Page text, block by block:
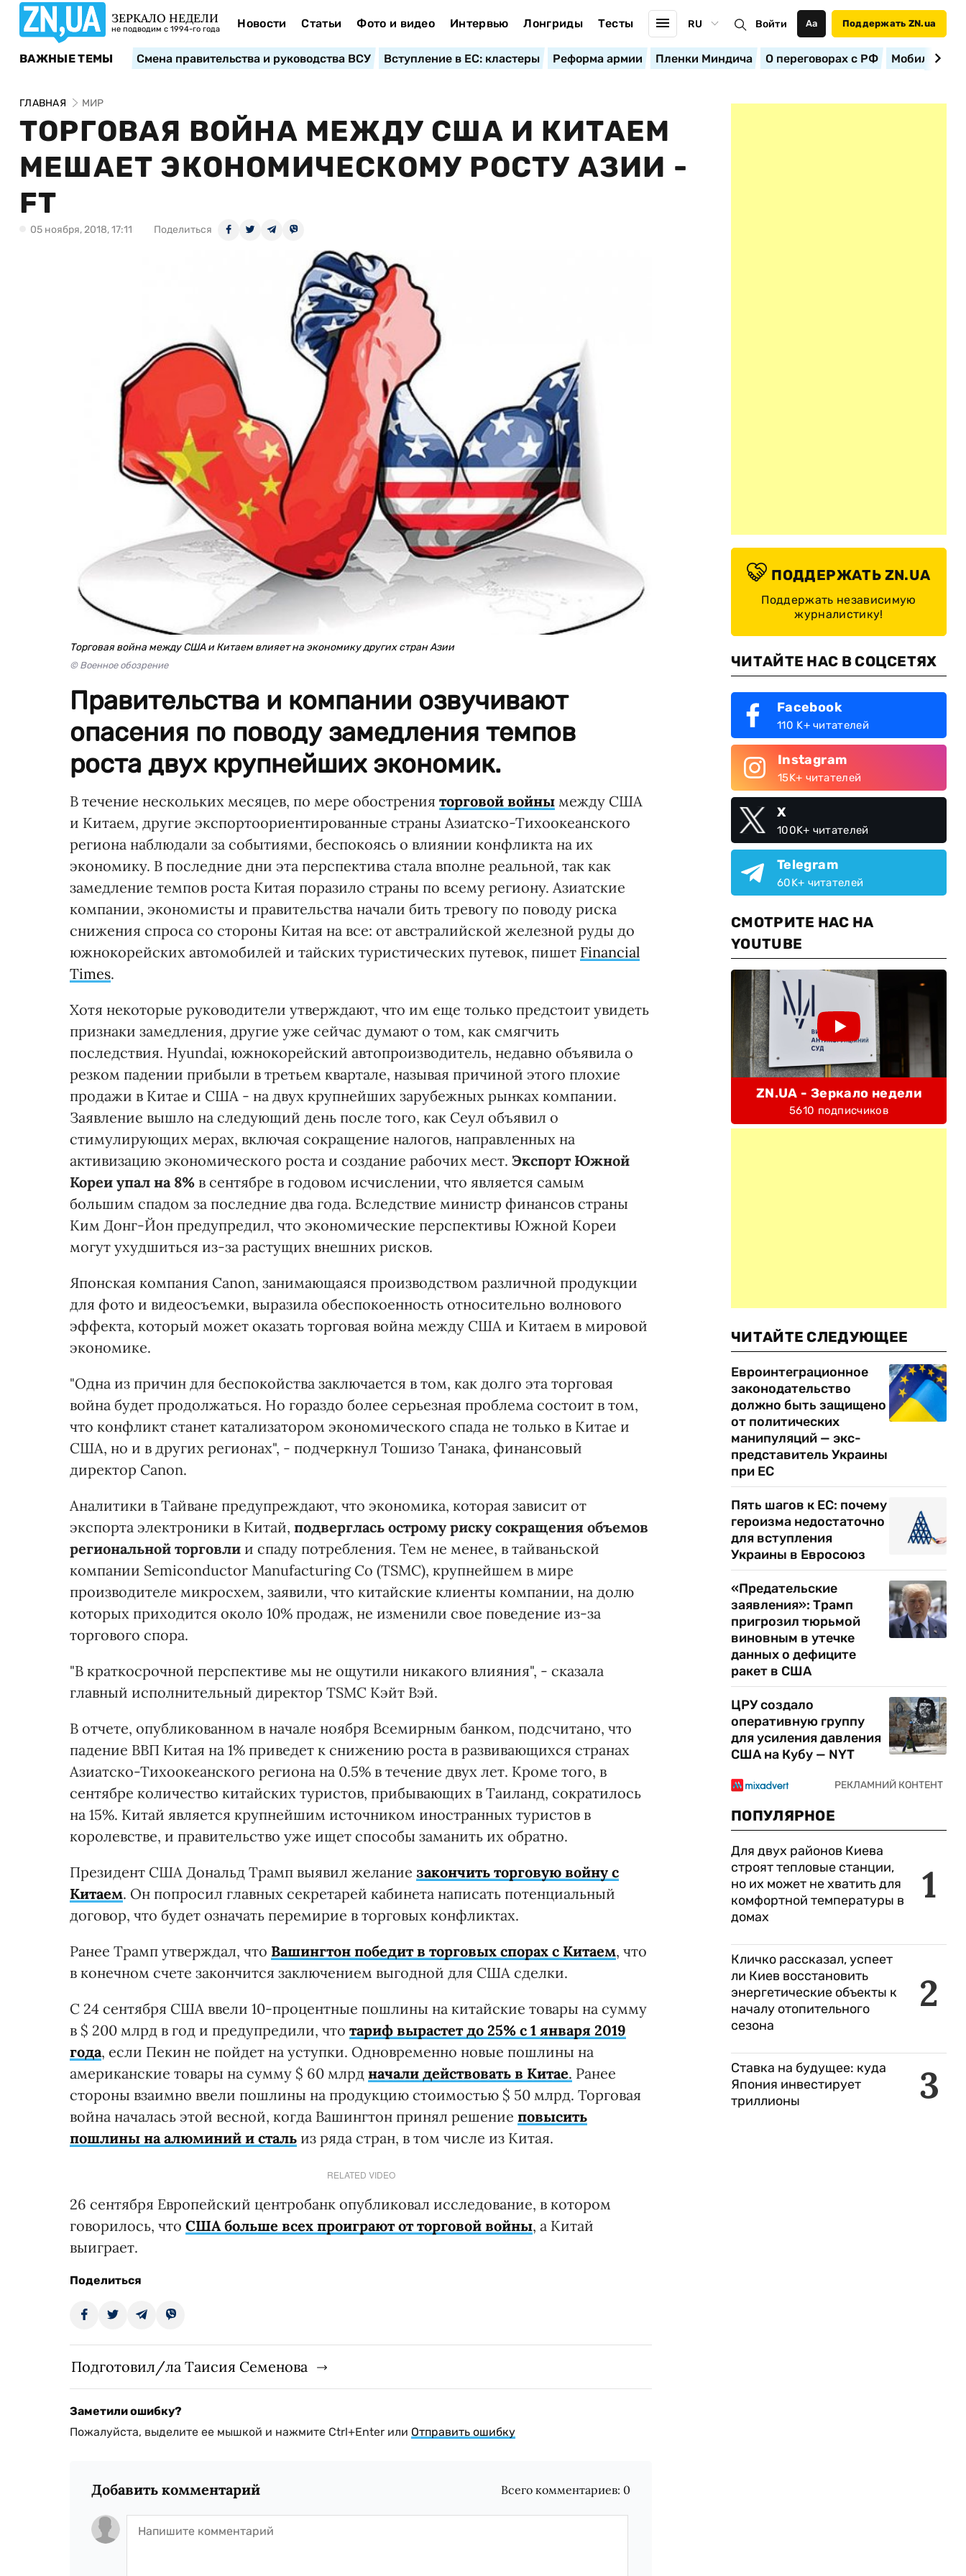
ЗЕРКАЛО НЕДЕЛИ
не подводим с 1994-го года Новости Статьи Фото и видео Интервью Лонгриды Тесты RU Войти Аа Поддержать ZN.ua
ВАЖНЫЕ ТЕМЫ Смена правительства и руководства ВСУ Вступление в ЕС: кластеры Реформа армии Пленки Миндича О переговорах с РФ
ГЛАВНАЯ МИР
ТОРГОВАЯ ВОЙНА МЕЖДУ США И КИТАЕМ
МЕШАЕТ ЭКОНОМИЧЕСКОМУ РОСТУ АЗИИ -
FT
05 ноября, 2018, 17:11 Поделиться
Торговая война между США и Китаем влияет на экономику других стран Азии
© Военное обозрение
Правительства и компании озвучивают
опасения по поводу замедления темпов
роста двух крупнейших экономик.
В течение нескольких месяцев, по мере обострения торговой войны между США
и Китаем, другие экспортоориентированные страны Азиатско-Тихоокеанского
региона наблюдали за событиями, беспокоясь о влиянии конфликта на их
экономику. В последние дни эта перспектива стала вполне реальной, так как
замедление темпов роста Китая поразило страны по всему региону. Азиатские
компании, экономисты и правительства начали бить тревогу по поводу риска
снижения спроса со стороны Китая на все: от австралийской железной руды до
южнокорейских автомобилей и тайских туристических путевок, пишет Financial
Times.
Хотя некоторые руководители утверждают, что им еще только предстоит увидеть
признаки замедления, другие уже сейчас думают о том, как смягчить
последствия. Hyundai, южнокорейский автопроизводитель, недавно объявила о
резком падении прибыли в третьем квартале, называя причиной этого плохие
продажи в Китае и США - на двух крупнейших зарубежных рынках компании.
Заявление вышло на следующий день после того, как Сеул объявил о
стимулирующих мерах, включая сокращение налогов, направленных на
активизацию экономического роста и создание рабочих мест. Экспорт Южной
Кореи упал на 8% в сентябре в годовом исчислении, что является самым
большим спадом за последние два года. Вследствие министр финансов страны
Ким Донг-Йон предупредил, что экономические перспективы Южной Кореи
могут ухудшиться из-за растущих внешних рисков.
Японская компания Canon, занимающаяся производством различной продукции
для фото и видеосъемки, выразила обеспокоенность относительно волнового
эффекта, который может оказать торговая война между США и Китаем в мировой
экономике.
"Одна из причин для беспокойства заключается в том, как долго эта торговая
война будет продолжаться. Но гораздо более серьезная проблема состоит в том,
что конфликт станет катализатором экономического спада не только в Китае и
США, но и в других регионах", - подчеркнул Тошизо Танака, финансовый
директор Canon.
Аналитики в Тайване предупреждают, что экономика, которая зависит от
экспорта электроники в Китай, подверглась острому риску сокращения объемов
региональной торговли и спаду потребления. Тем не менее, в тайваньской
компании Semiconductor Manufacturing Co (TSMC), крупнейшем в мире
производителе микросхем, заявили, что китайские клиенты компании, на долю
которых приходится около 10% продаж, не изменили свое поведение из-за
торгового спора.
"В краткосрочной перспективе мы не ощутили никакого влияния", - сказала
главный исполнительный директор TSMC Кэйт Вэй.
В отчете, опубликованном в начале ноября Всемирным банком, подсчитано, что
падение ВВП Китая на 1% приведет к снижению роста в развивающихся странах
Азиатско-Тихоокеанского региона на 0.5% в течение двух лет. Кроме того, в
сентябре количество китайских туристов, прибывающих в Таиланд, сократилось
на 15%. Китай является крупнейшим источником иностранных туристов в
королевстве, и правительство уже ищет способы заманить их обратно.
Президент США Дональд Трамп выявил желание закончить торговую войну с
Китаем. Он попросил главных секретарей кабинета написать потенциальный
договор, что будет означать перемирие в торговых конфликтах.
Ранее Трамп утверждал, что Вашингтон победит в торговых спорах с Китаем, что
в конечном счете закончится заключением выгодной для США сделки.
С 24 сентября США ввели 10-процентные пошлины на китайские товары на сумму
в $ 200 млрд в год и предупредили, что тариф вырастет до 25% с 1 января 2019
года, если Пекин не пойдет на уступки. Одновременно новые пошлины на
американские товары на сумму $ 60 млрд начали действовать в Китае. Ранее
стороны взаимно ввели пошлины на продукцию стоимостью $ 50 млрд. Торговая
война началась этой весной, когда Вашингтон принял решение повысить
пошлины на алюминий и сталь из ряда стран, в том числе из Китая.
RELATED VIDEO
26 сентября Европейский центробанк опубликовал исследование, в котором
говорилось, что США больше всех проиграют от торговой войны, а Китай
выиграет.
Поделиться
Подготовил/ла Таисия Семенова
Заметили ошибку?
Пожалуйста, выделите ее мышкой и нажмите Ctrl+Enter или Отправить ошибку
Добавить комментарий Всего комментариев: 0
ПОДДЕРЖАТЬ ZN.UA
Поддержать независимую
журналистику!
ЧИТАЙТЕ НАС В СОЦСЕТЯХ
Facebook
110 K+ читателей
Instagram
15K+ читателей
X
100K+ читателей
Telegram
60K+ читателей
СМОТРИТЕ НАС НА
YOUTUBE
ZN.UA - Зеркало недели
5610 подписчиков
ЧИТАЙТЕ СЛЕДУЮЩЕЕ
Евроинтеграционное
законодательство
должно быть защищено
от политических
манипуляций — экс-
представитель Украины
при ЕС
Пять шагов к ЕС: почему
героизма недостаточно
для вступления
Украины в Евросоюз
«Предательские
заявления»: Трамп
пригрозил тюрьмой
виновным в утечке
данных о дефиците
ракет в США
ЦРУ создало
оперативную группу
для усиления давления
США на Кубу — NYT
ПОПУЛЯРНОЕ
1
Для двух районов Киева
строят тепловые станции,
но их может не хватить для
комфортной температуры в
домах
2
Кличко рассказал, успеет
ли Киев восстановить
энергетические объекты к
началу отопительного
сезона
3
Ставка на будущее: куда
Япония инвестирует
триллионы